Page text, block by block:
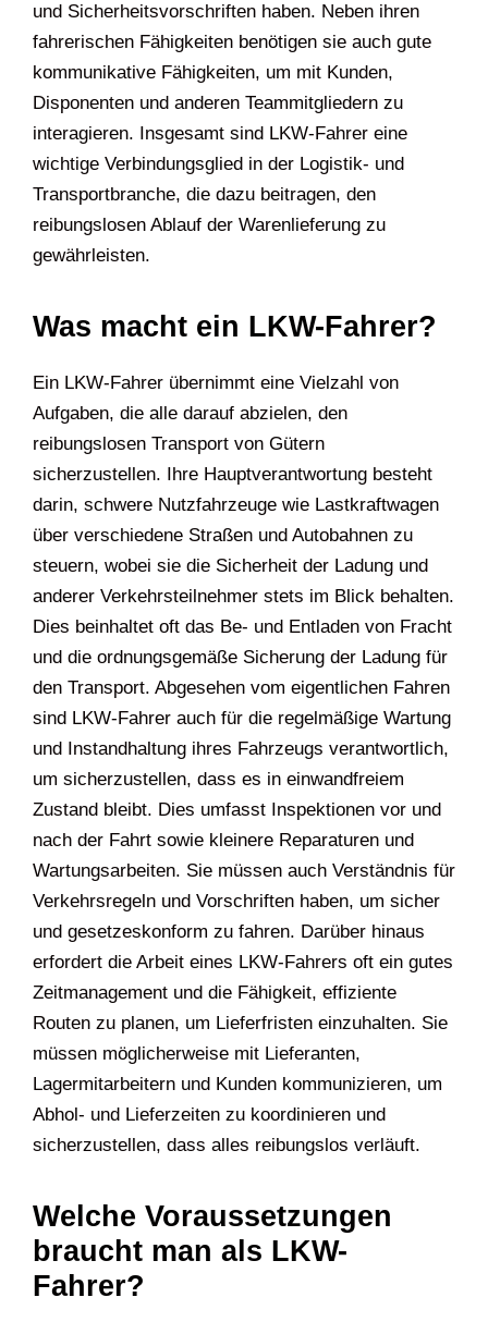
und Sicherheitsvorschriften haben. Neben ihren
fahrerischen Fähigkeiten benötigen sie auch gute
kommunikative Fähigkeiten, um mit Kunden,
Disponenten und anderen Teammitgliedern zu
interagieren. Insgesamt sind LKW-Fahrer eine
wichtige Verbindungsglied in der Logistik- und
Transportbranche, die dazu beitragen, den
reibungslosen Ablauf der Warenlieferung zu
gewährleisten.
Was macht ein LKW-Fahrer?
Ein LKW-Fahrer übernimmt eine Vielzahl von
Aufgaben, die alle darauf abzielen, den
reibungslosen Transport von Gütern
sicherzustellen. Ihre Hauptverantwortung besteht
darin, schwere Nutzfahrzeuge wie Lastkraftwagen
über verschiedene Straßen und Autobahnen zu
steuern, wobei sie die Sicherheit der Ladung und
anderer Verkehrsteilnehmer stets im Blick behalten.
Dies beinhaltet oft das Be- und Entladen von Fracht
und die ordnungsgemäße Sicherung der Ladung für
den Transport. Abgesehen vom eigentlichen Fahren
sind LKW-Fahrer auch für die regelmäßige Wartung
und Instandhaltung ihres Fahrzeugs verantwortlich,
um sicherzustellen, dass es in einwandfreiem
Zustand bleibt. Dies umfasst Inspektionen vor und
nach der Fahrt sowie kleinere Reparaturen und
Wartungsarbeiten. Sie müssen auch Verständnis für
Verkehrsregeln und Vorschriften haben, um sicher
und gesetzeskonform zu fahren. Darüber hinaus
erfordert die Arbeit eines LKW-Fahrers oft ein gutes
Zeitmanagement und die Fähigkeit, effiziente
Routen zu planen, um Lieferfristen einzuhalten. Sie
müssen möglicherweise mit Lieferanten,
Lagermitarbeitern und Kunden kommunizieren, um
Abhol- und Lieferzeiten zu koordinieren und
sicherzustellen, dass alles reibungslos verläuft.
Welche Voraussetzungen
braucht man als LKW-
Fahrer?